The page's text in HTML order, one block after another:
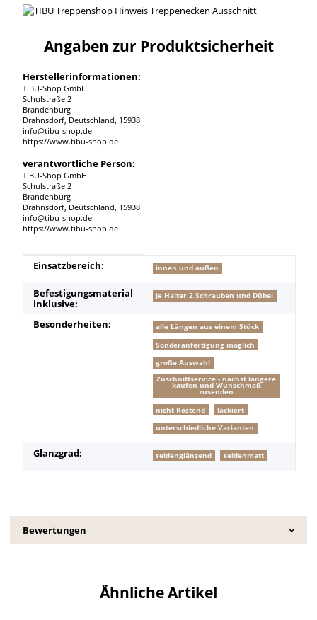
Angaben zur Produktsicherheit
Herstellerinformationen:
TIBU-Shop GmbH
Schulstraße 2
Brandenburg
Drahnsdorf, Deutschland, 15938
info@tibu-shop.de
https://www.tibu-shop.de
verantwortliche Person:
TIBU-Shop GmbH
Schulstraße 2
Brandenburg
Drahnsdorf, Deutschland, 15938
info@tibu-shop.de
https://www.tibu-shop.de
Produkteigenschaft
Wert
Einsatzbereich: innen und außen
Befestigungsmaterial
inklusive:
je Halter 2 Schrauben und Dübel
Besonderheiten:
alle Längen aus einem Stück
Sonderanfertigung möglich
große Auswahl
Zuschnittservice - nächst längere
kaufen und Wunschmaß
zusenden
nicht Rostend
lackiert
unterschiedliche Varianten
Glanzgrad: seidenglänzend seidenmatt
Bewertungen
Ähnliche Artikel